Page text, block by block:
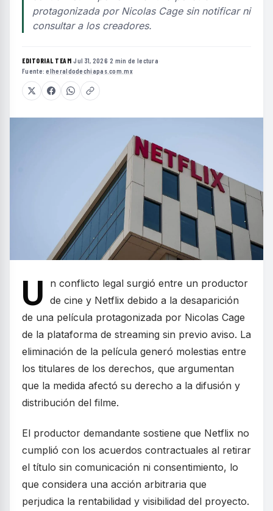
protagonizada por Nicolas Cage sin notificar ni
consultar a los creadores.
EDITORIAL TEAM·Jul 31, 2026·2 min de lectura·
Fuente:elheraldodechiapas.com.mx
U
n conflicto legal surgió entre un productor
de cine y Netflix debido a la desaparición
de una película protagonizada por Nicolas Cage
de la plataforma de streaming sin previo aviso. La
eliminación de la película generó molestias entre
los titulares de los derechos, que argumentan
que la medida afectó su derecho a la difusión y
distribución del filme.
El productor demandante sostiene que Netflix no
cumplió con los acuerdos contractuales al retirar
el título sin comunicación ni consentimiento, lo
que considera una acción arbitraria que
perjudica la rentabilidad y visibilidad del proyecto.